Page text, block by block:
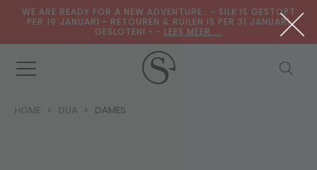
WE ARE READY FOR A NEW ADVENTURE.. - SILK IS GESTOPT
PER 19 JANUARI - RETOUREN & RUILEN IS PER 31 JANUARI
GESLOTENI - - LEES MEER....
HOME DUA DAMES